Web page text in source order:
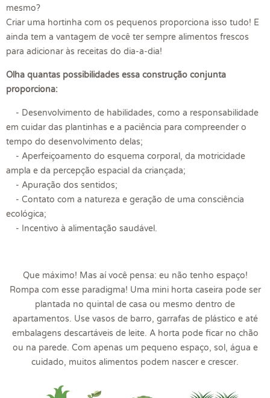
mesmo?
Criar uma hortinha com os pequenos proporciona isso tudo! E
ainda tem a vantagem de você ter sempre alimentos frescos
para adicionar às receitas do dia-a-dia!
Olha quantas possibilidades essa construção conjunta
proporciona:
- Desenvolvimento de habilidades, como a responsabilidade
em cuidar das plantinhas e a paciência para compreender o
tempo do desenvolvimento delas;
- Aperfeiçoamento do esquema corporal, da motricidade
ampla e da percepção espacial da criançada;
- Apuração dos sentidos;
- Contato com a natureza e geração de uma consciência
ecológica;
- Incentivo à alimentação saudável.
Que máximo! Mas aí você pensa: eu não tenho espaço!
Rompa com esse paradigma! Uma mini horta caseira pode ser
plantada no quintal de casa ou mesmo dentro de
apartamentos. Use vasos de barro, garrafas de plástico e até
embalagens descartáveis de leite. A horta pode ficar no chão
ou na parede. Com apenas um pequeno espaço, sol, água e
cuidado, muitos alimentos podem nascer e crescer.